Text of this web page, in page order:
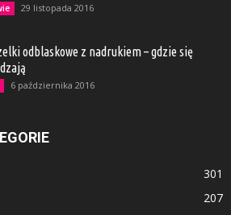
29 listopada 2016
odblaskowe z nadrukiem – gdzie się
6 października 2016
301
207